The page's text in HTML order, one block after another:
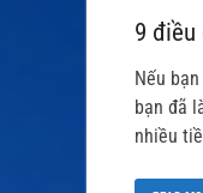
9 điều
Nếu
bạn đã
nhiều